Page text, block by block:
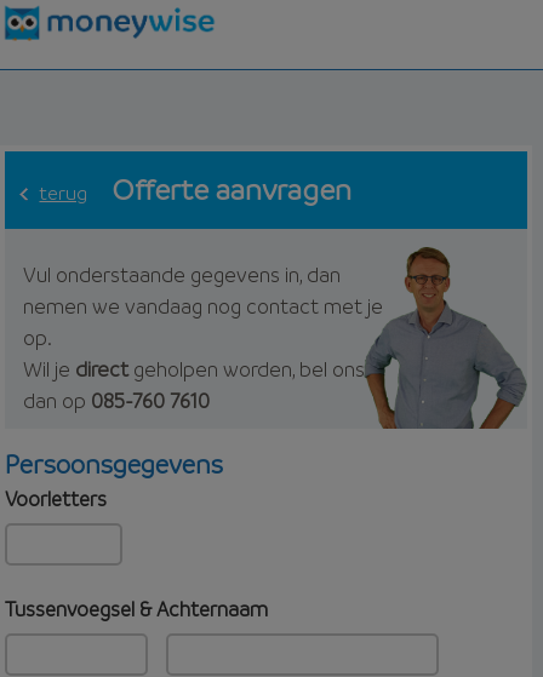
terug Offerte aanvragen
Vul onderstaande gegevens in, dan
nemen we vandaag nog contact met je
op.
Wil je directgeholpen worden, bel ons
dan op 085-760 7610
Persoonsgegevens
Voorletters
Tussenvoegsel & Achternaam